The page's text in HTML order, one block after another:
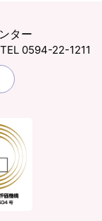
ター
TEL 0594-22-1211